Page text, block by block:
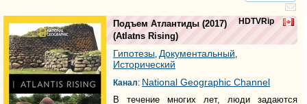
HDTVRip
Подъем Атлантиды (2017)
(Atlatns Rising)
Гипотезы, Документальный,
Исторический
Канал: National Geographic Channel
В течение многих лет, люди задаются